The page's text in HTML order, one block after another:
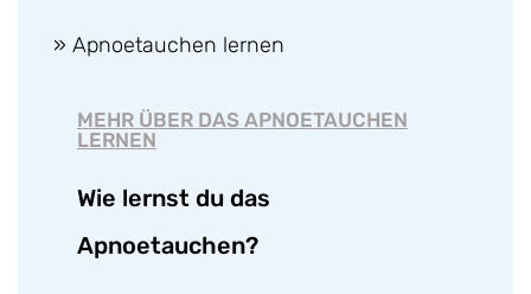
» Apnoetauchen lernen
MEHR ÜBER DAS APNOETAUCHEN
LERNEN
Wie lernst du das
Apnoetauchen?